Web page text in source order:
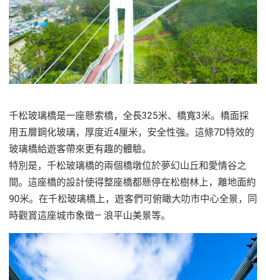
作
夥
伴！
越
南
行
社
千松玻璃橋是一座懸索橋，全長325米、橋寬3米。橋面採
用五層鋼化玻璃，厚度近4厘米，安全性強。這條7D特效的
玻璃橋給遊客帶來更有趣的體驗。
特別是，千松玻璃橋的兩個橋墩位於夢幻山丘和愛情谷之
間。這座橋的設計使得整座橋都懸停在松樹林上，離地面約
90米。在千松玻璃橋上，遊客們可俯瞰大叻市中心全景，同
時觀賞這座城市象徵— 浪平山美景等。